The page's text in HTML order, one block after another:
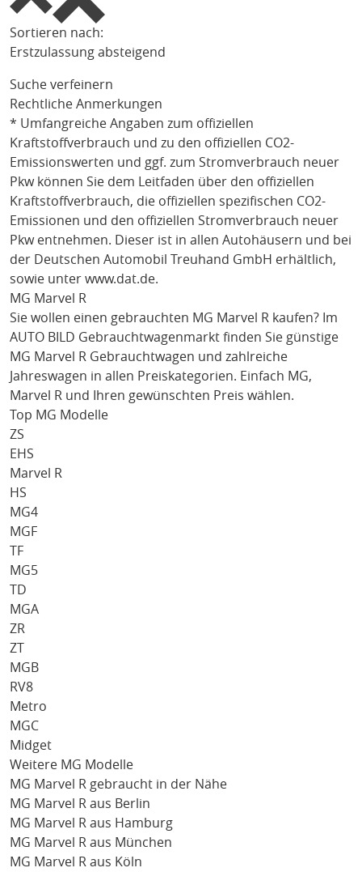
Sortieren nach:
Erstzulassung absteigend
Suche verfeinern
Rechtliche Anmerkungen
* Umfangreiche Angaben zum offiziellen
Kraftstoffverbrauch und zu den offiziellen CO2-
Emissionswerten und ggf. zum Stromverbrauch neuer
Pkw können Sie dem Leitfaden über den offiziellen
Kraftstoffverbrauch, die offiziellen spezifischen CO2-
Emissionen und den offiziellen Stromverbrauch neuer
Pkw entnehmen. Dieser ist in allen Autohäusern und bei
der Deutschen Automobil Treuhand GmbH erhältlich,
sowie unter www.dat.de.
MG Marvel R
Sie wollen einen gebrauchten MG Marvel R kaufen? Im
AUTO BILD Gebrauchtwagenmarkt finden Sie günstige
MG Marvel R Gebrauchtwagen und zahlreiche
Jahreswagen in allen Preiskategorien. Einfach MG,
Marvel R und Ihren gewünschten Preis wählen.
Top MG Modelle
ZS
EHS
Marvel R
HS
MG4
MGF
TF
MG5
TD
MGA
ZR
ZT
MGB
RV8
Metro
MGC
Midget
Weitere MG Modelle
MG Marvel R gebraucht in der Nähe
MG Marvel R aus Berlin
MG Marvel R aus Hamburg
MG Marvel R aus München
MG Marvel R aus Köln